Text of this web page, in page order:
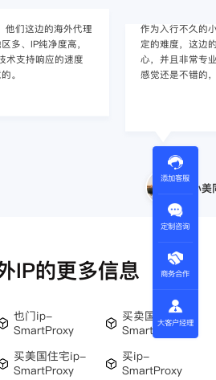
他们这边的海外代理
多、IP纯净度高，
术支持响应的速度
。
作为入行不久的
定的难度，这边
心，并且非常专
感觉还是不错的
小
IP的更多信息
也门ip-
SmartProxy
买卖国外ip-
SmartProxy
买美国住宅ip-
SmartProxy
买ip-
SmartProxy
添加客服
定制咨询
商务合作
大客户经理